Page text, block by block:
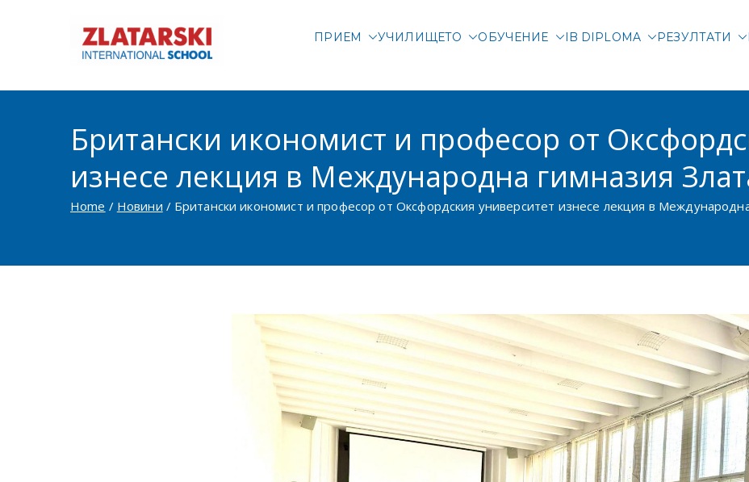
Международно училище в
ПРИЕМ УЧИЛИЩЕТО ОБУЧЕНИЕ IB DIPLOMA РЕЗУЛТАТИ
Британски икономист и професор от
изнесе лекция в Международна гимназия
Home Новини Британски икономист и професор от Оксфордския университет изнесе лекция в